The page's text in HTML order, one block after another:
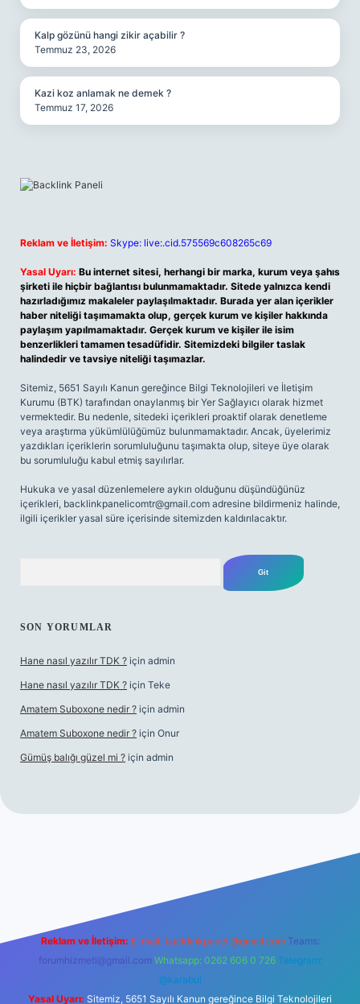
Kalp gözünü hangi zikir açabilir ?
Temmuz 23, 2026
Kazi koz anlamak ne demek ?
Temmuz 17, 2026
Reklam ve İletişim: Skype: live:.cid.575569c608265c69
Yasal Uyarı: Bu internet sitesi, herhangi bir marka, kurum veya şahıs
şirketi ile hiçbir bağlantısı bulunmamaktadır. Sitede yalnızca kendi
hazırladığımız makaleler paylaşılmaktadır. Burada yer alan içerikler
haber niteliği taşımamakta olup, gerçek kurum ve kişiler hakkında
paylaşım yapılmamaktadır. Gerçek kurum ve kişiler ile isim
benzerlikleri tamamen tesadüfidir. Sitemizdeki bilgiler taslak
halindedir ve tavsiye niteliği taşımazlar.
Sitemiz, 5651 Sayılı Kanun gereğince Bilgi Teknolojileri ve İletişim
Kurumu (BTK) tarafından onaylanmış bir Yer Sağlayıcı olarak hizmet
vermektedir. Bu nedenle, sitedeki içerikleri proaktif olarak denetleme
veya araştırma yükümlülüğümüz bulunmamaktadır. Ancak, üyelerimiz
yazdıkları içeriklerin sorumluluğunu taşımakta olup, siteye üye olarak
bu sorumluluğu kabul etmiş sayılırlar.
Hukuka ve yasal düzenlemelere aykırı olduğunu düşündüğünüz
içerikleri, backlinkpanelicomtr@gmail.com adresine bildirmeniz halinde,
ilgili içerikler yasal süre içerisinde sitemizden kaldırılacaktır.
SON YORUMLAR
Hane nasıl yazılır TDK ? için admin
Hane nasıl yazılır TDK ? için Teke
Amatem Suboxone nedir ? için admin
Amatem Suboxone nedir ? için Onur
Gümüş balığı güzel mi ? için admin
Reklam ve İletişim: E-mail: backlinkpaneli@gmail.com Teams:
forumhizmeti@gmail.com Whatsapp: 0262 606 0 726 Telegram:
@karabul
Yasal Uyarı: Sitemiz, 5651 Sayılı Kanun gereğince Bilgi Teknolojileri